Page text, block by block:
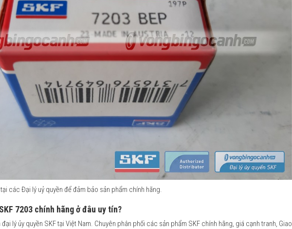
các Đại lý uỷ quyền để đảm bảo sản phẩm chính hãng.
7203 chính hãng ở đâu uy tín?
lý ủy quyền SKF tại Việt Nam. Chuyên phân phối các sản phẩm SKF chính hãng, giá cạnh tranh, Giao